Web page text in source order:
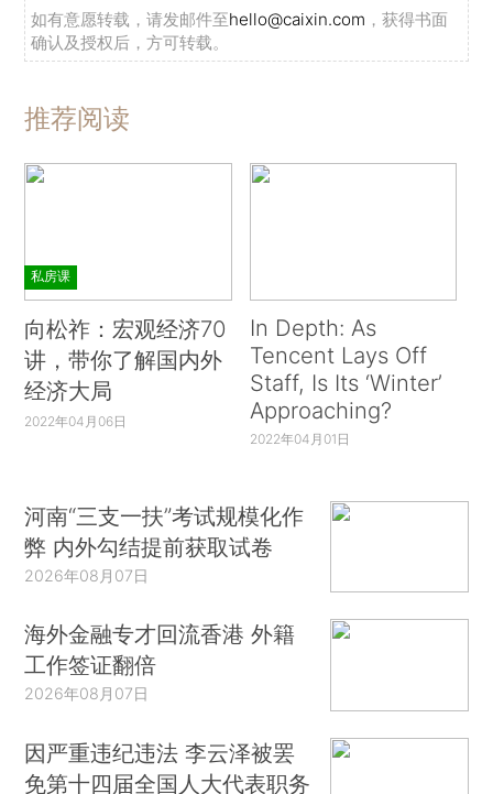
如有意愿转载，请发邮件至hello@caixin.com ，获得书面
确认及授权后，方可转载。
推荐阅读
私房课
向松祚：宏观经济70
讲，带你了解国内外
经济大局
2022年04月06日
In Depth: As
Tencent Lays Off
Staff, Is Its ‘Winter’
Approaching?
2022年04月01日
河南“三支一扶”考试规模化作
弊 内外勾结提前获取试卷
2026年08月07日
海外金融专才回流香港 外籍
工作签证翻倍
2026年08月07日
因严重违纪违法 李云泽被罢
免第十四届全国人大代表职务